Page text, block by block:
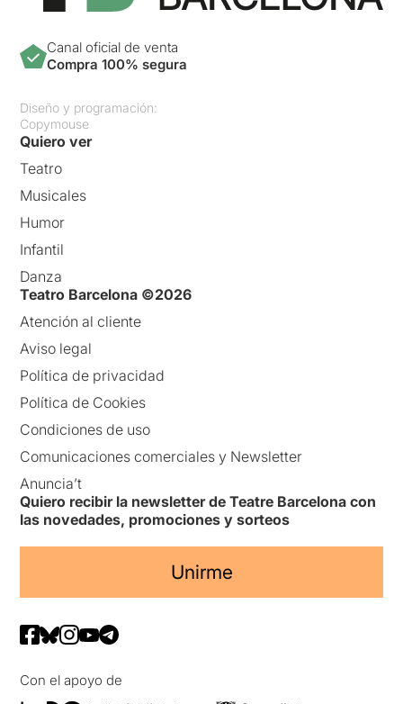
Canal oficial de venta
Compra 100% segura
Diseño y programación:
Copymouse
Quiero ver
Teatro
Musicales
Humor
Infantil
Danza
Teatro Barcelona ©2026
Atención al cliente
Aviso legal
Política de privacidad
Política de Cookies
Condiciones de uso
Comunicaciones comerciales y Newsletter
Anuncia’t
Quiero recibir la newsletter de Teatre Barcelona con
las novedades, promociones y sorteos
Unirme
Con el apoyo de